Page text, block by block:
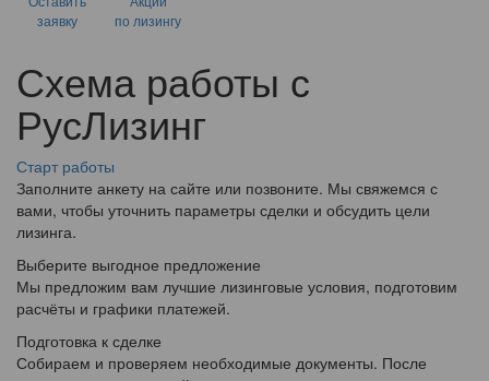
заявку
по лизингу
Схема работы с
РусЛизинг
Старт работы
Заполните анкету на сайте или позвоните. Мы свяжемся с
вами, чтобы уточнить параметры сделки и обсудить цели
лизинга.
Выберите выгодное предложение
Мы предложим вам лучшие лизинговые условия, подготовим
расчёты и графики платежей.
Подготовка к сделке
Собираем и проверяем необходимые документы. После